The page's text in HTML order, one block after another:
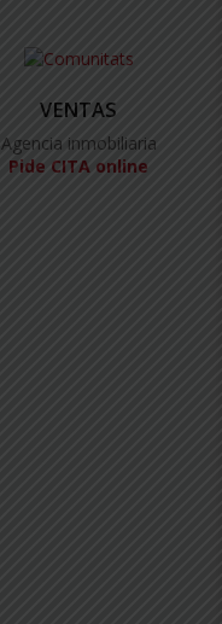
VENTAS
Agencia inmobiliaria
Pide CITA online